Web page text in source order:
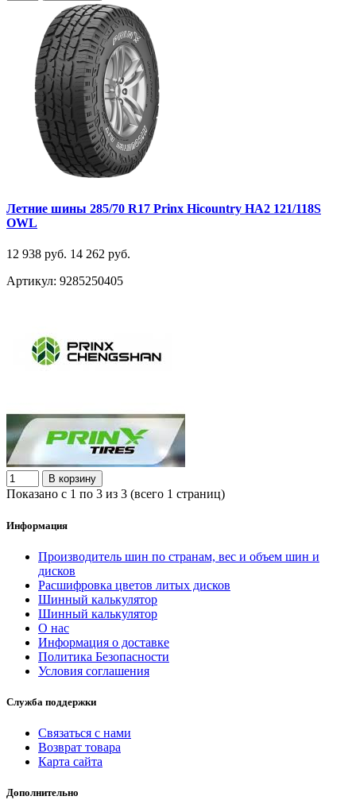
Летние шины 285/70 R17 Prinx Hicountry HA2 121/118S
OWL
12 938 руб. 14 262 руб.
Артикул: 9285250405
В корзину
Показано с 1 по 3 из 3 (всего 1 страниц)
Информация
Производитель шин по странам, вес и объем шин и
дисков
Расшифровка цветов литых дисков
Шинный калькулятор
Шинный калькулятор
О нас
Информация о доставке
Политика Безопасности
Условия соглашения
Служба поддержки
Связаться с нами
Возврат товара
Карта сайта
Дополнительно